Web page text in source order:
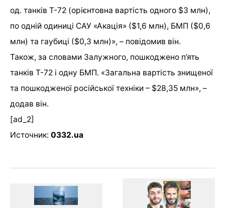
од. танків Т-72 (орієнтовна вартість одного $3 млн),
по одній одиниці САУ «Акація» ($1,6 млн), БМП ($0,6
млн) та гаубиці ($0,3 млн)», – повідомив він.
Також, за словами Залужного, пошкоджено п’ять
танків Т-72 і одну БМП. «Загальна вартість знищеної
та пошкодженої російської техніки – $28,35 млн», –
додав він.
[ad_2]
Источник: 0332.ua